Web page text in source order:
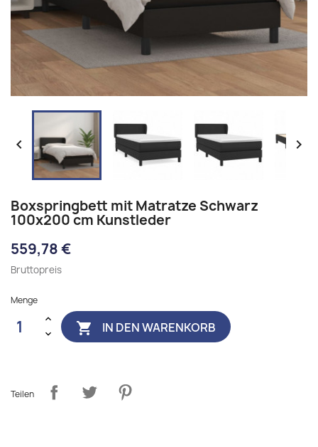
 
Boxspringbett mit Matratze Schwarz
100x200 cm Kunstleder
559,78 €
Bruttopreis
Menge
 IN DEN WARENKORB
Teilen